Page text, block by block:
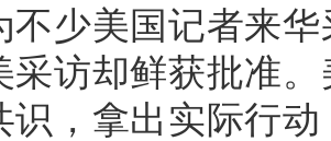
不少美国记者来
采访却鲜获批准
识，拿出实际行